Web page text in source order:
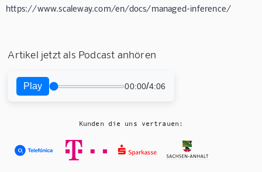
https://www.scaleway.com/en/docs/managed-inference/
Artikel jetzt als Podcast anhören
Play 00:00/4:06
Kunden die uns vertrauen: